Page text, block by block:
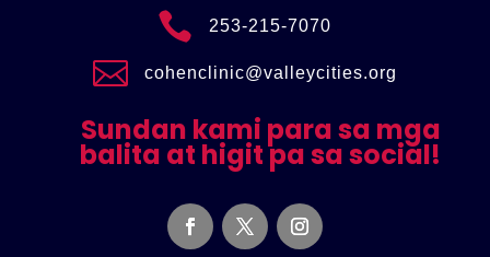
 253-215-7070
 cohenclinic@valleycities.org
Sundan kami para sa mga
balita at higit pa sa social!